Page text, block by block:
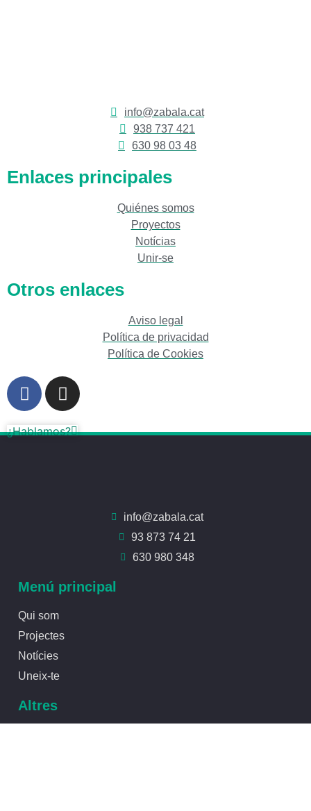
info@zabala.cat
938 737 421
630 98 03 48
Enlaces principales
Quiénes somos
Proyectos
Notícias
Unir-se
Otros enlaces
Aviso legal
Política de privacidad
Política de Cookies
¿Hablamos?
info@zabala.cat
93 873 74 21
630 980 348
Menú principal
Qui som
Projectes
Notícies
Uneix-te
Altres